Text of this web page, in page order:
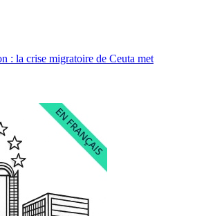
: la crise migratoire de Ceuta met